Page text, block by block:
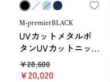
M-premierBLACK
UVカットメタルボ
タンUVカットニッ
トカーディガン
￥28,600
￥20,020